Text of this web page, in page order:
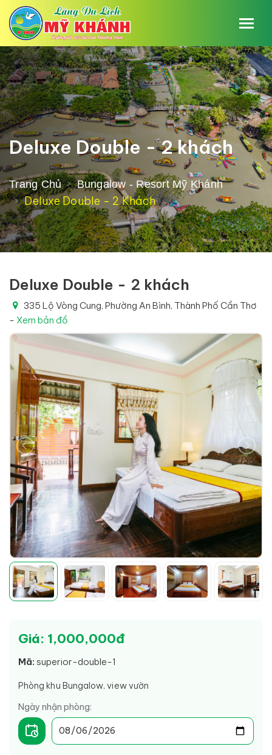
Deluxe Double - 2 khách
Trang Chủ Bungalow - Resort Mỹ Khánh
Deluxe Double - 2 Khách
Deluxe Double - 2 khách
335 Lộ Vòng Cung, Phường An Bình, Thành Phố Cần Thơ
- Xem bản đồ
Giá: 1,000,000đ
Mã: superior-double-1
Phòng khu Bungalow, view vườn
Ngày nhận phòng: